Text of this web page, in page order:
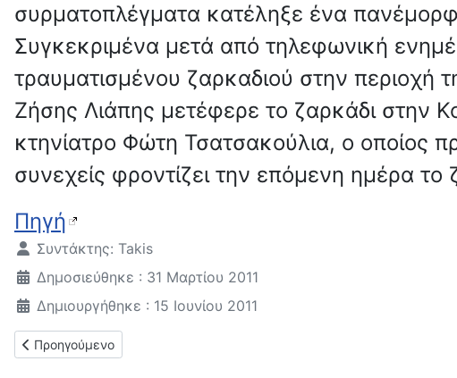
συρματοπλέγματα κατέληξε ένα
Συγκεκριμένα μετά από τηλεφωνική
τραυματισμένου ζαρκαδιού στην περιοχή
Ζήσης Λιάπης μετέφερε το ζαρκάδι στην
κτηνίατρο Φώτη Τσατσακούλια, ο οποίος
συνεχείς φροντίζει την επόμενη ημέρα το
Πηγή
Λεπτομέρειες
Συντάκτης: Takis
Δημοσιεύθηκε : 31 Μαρτίου 2011
Δημιουργήθηκε : 15 Ιουνίου 2011
Προηγούμενο άρθρο: Απώλειες
Προηγούμενο